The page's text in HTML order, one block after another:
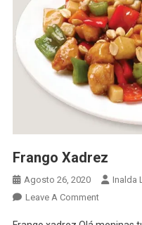
Frango Xadrez
Agosto 26, 2020
Inalda
Leave A CommentOn